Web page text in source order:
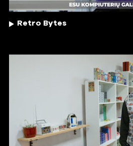
Retro Bytes